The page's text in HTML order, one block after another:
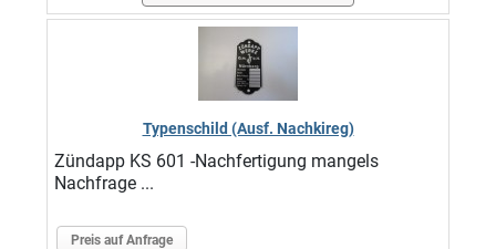
Typenschild (Ausf. Nachkireg)
Zündapp KS 601 -Nachfertigung mangels
Nachfrage ...
Preis auf Anfrage